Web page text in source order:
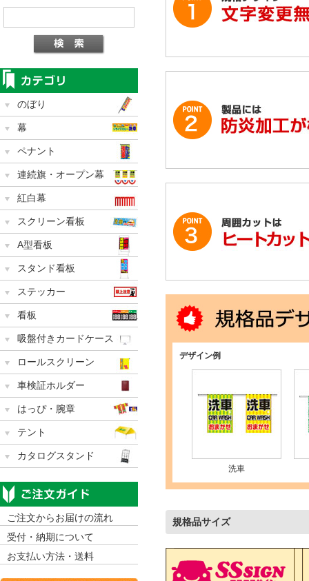
デザイン例
洗車
規格品サイズ
のぼり
幕
ペナント
連続旗・オープン幕
紅白幕
スクリーン看板
A型看板
スタンド看板
ステッカー
看板
吸盤付きカードケース
ロールスクリーン
車検証ホルダー
はっぴ・腕章
テント
カタログスタンド
ご注文からお届けの流れ
受付・納期について
お支払い方法・送料